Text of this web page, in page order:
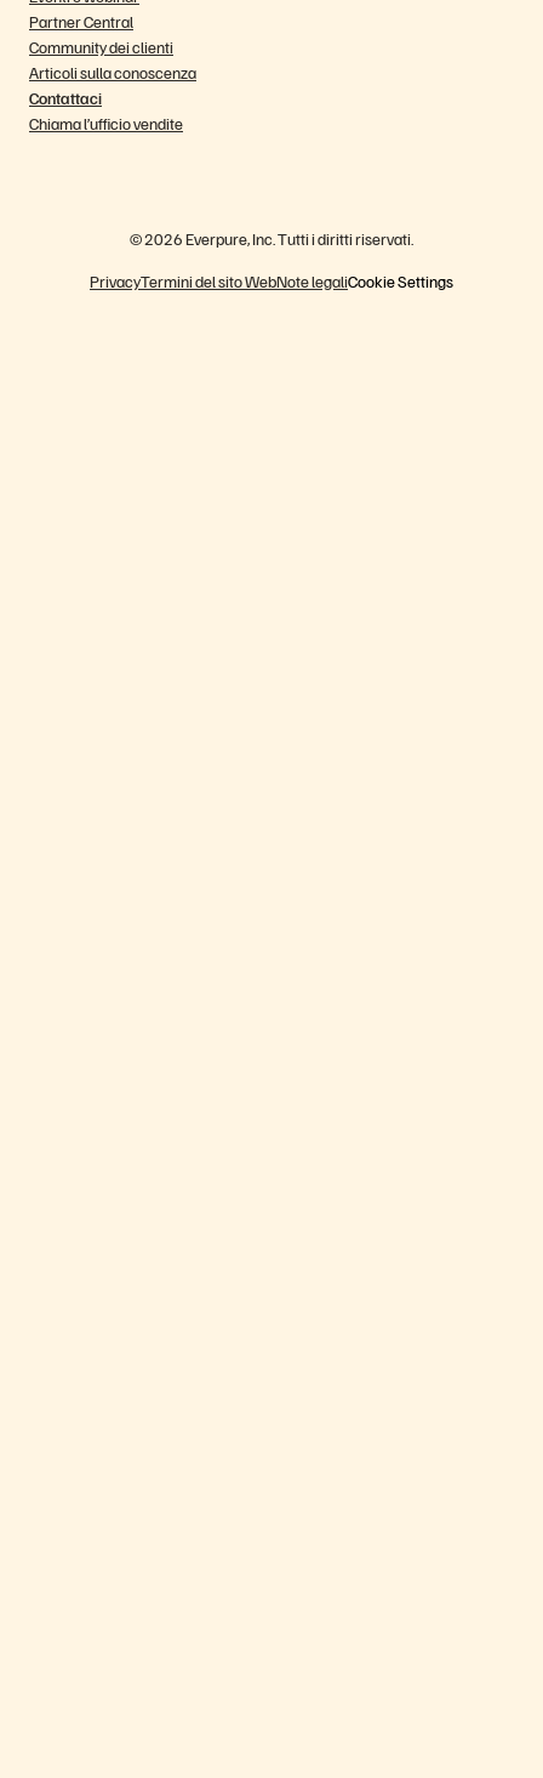
Partner Central
Community dei clienti
Articoli sulla conoscenza
Contattaci
Chiama l’ufficio vendite
© 2026 Everpure, Inc. Tutti i diritti riservati.
PrivacyTermini del sito WebNote legaliCookie Settings